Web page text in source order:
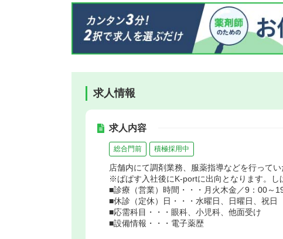
求人情報
求人内容
総合門前 積極採用中
店舗内にて調剤業務、服薬指導などを行ってい
※ぱぱす入社後にK-portに出向となります。し
■診療（営業）時間・・・月火木金／9：00～
■休診（定休）日・・・水曜日、日曜日、祝日
■応需科目・・・眼科、小児科、他面受け
■設備情報・・・電子薬歴